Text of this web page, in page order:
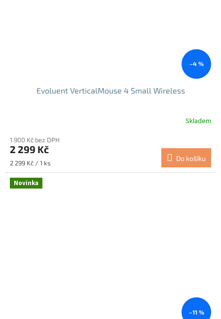
–4 %
Evoluent VerticalMouse 4 Small Wireless
Skladem
1 900 Kč bez DPH
2 299 Kč
Měrná
cena:
2 299 Kč / 1 ks
Do košíku
Novinka
–11 %